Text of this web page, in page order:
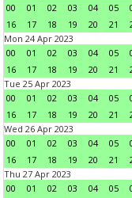
00
01 02 03 04 05
16
17 18 19 20 21
Mon 24 Apr 2023
00
01 02 03 04 05
16
17 18 19 20 21
Tue 25 Apr 2023
00
01 02 03 04 05
16
17 18 19 20 21
Wed 26 Apr 2023
00
01 02 03 04 05
16
17 18 19 20 21
Thu 27 Apr 2023
00
01 02 03 04 05